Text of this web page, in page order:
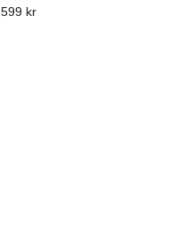
599 kr